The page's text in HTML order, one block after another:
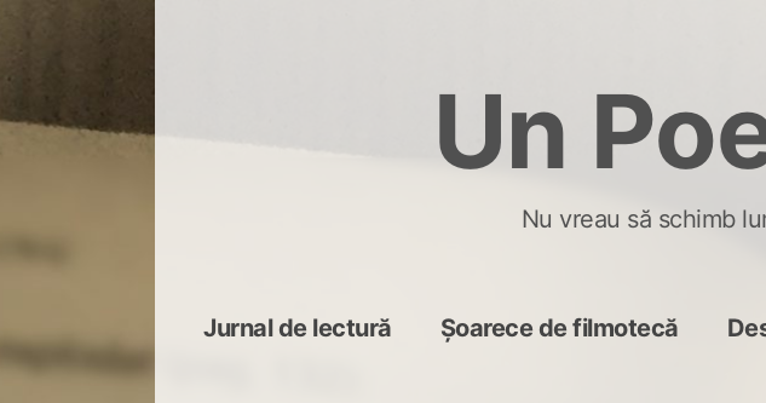
Un
Nu vreau să schimb
Jurnal de lectură Șoarece de filmotecă